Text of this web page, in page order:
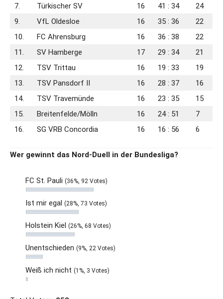
7. Türkischer SV 16 41 : 34
24
9.
VfL Oldesloe 16 35 : 36
22
10.
FC Ahrensburg 16 36 : 38
22
11.
SV Hamberge 17 29 : 34
21
12.
TSV Trittau 16 19 : 33
19
13.
TSV Pansdorf II 16 28 : 37
16
14.
TSV Travemünde 16 23 : 35
15
15.
Breitenfelde/​Mölln 16 24 : 51
7
16.
SG VRB Concordia 16 16 : 56 6
Wer gewinnt das Nord-Duell in der Bundesliga?
FC St. Pauli (36%, 92 Votes)
Ist mir egal (28%, 73 Votes)
Holstein Kiel (26%, 68 Votes)
Unentschieden (9%, 22 Votes)
Weiß ich nicht (1%, 3 Votes)